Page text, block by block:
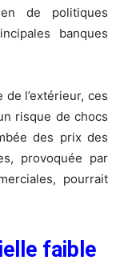
de politiques
banques
l’extérieur, ces
risque de chocs
des prix des
provoquée par
pourrait
faible